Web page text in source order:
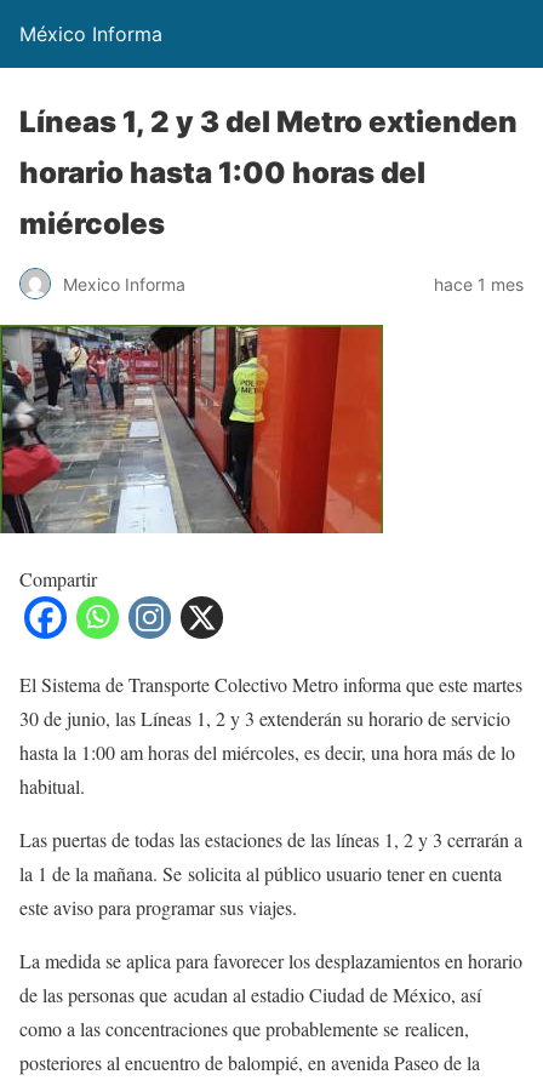
México Informa
Líneas 1, 2 y 3 del Metro extienden
horario hasta 1:00 horas del
miércoles
Mexico Informa hace 1 mes
Compartir
El Sistema de Transporte Colectivo Metro informa que este martes
30 de junio, las Líneas 1, 2 y 3 extenderán su horario de servicio
hasta la 1:00 am horas del miércoles, es decir, una hora más de lo
habitual.
Las puertas de todas las estaciones de las líneas 1, 2 y 3 cerrarán a
la 1 de la mañana. Se solicita al público usuario tener en cuenta
este aviso para programar sus viajes.
La medida se aplica para favorecer los desplazamientos en horario
de las personas que acudan al estadio Ciudad de México, así
como a las concentraciones que probablemente se realicen,
posteriores al encuentro de balompié, en avenida Paseo de la